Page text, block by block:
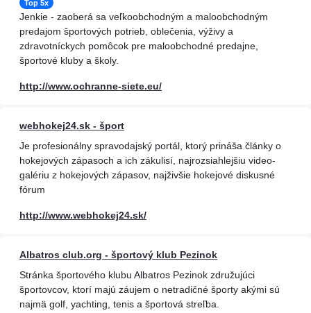
Top 5x
Jenkie - zaoberá sa veľkoobchodným a maloobchodným
predajom športových potrieb, oblečenia, výživy a
zdravotníckych pomôcok pre maloobchodné predajne,
športové kluby a školy.
http://www.ochranne-siete.eu/
webhokej24.sk - šport
Je profesionálny spravodajský portál, ktorý prináša články o
hokejových zápasoch a ich zákulisí, najrozsiahlejšiu video-
galériu z hokejových zápasov, najživšie hokejové diskusné
fórum
http://www.webhokej24.sk/
Albatros club.org - športový klub Pezinok
Stránka športového klubu Albatros Pezinok združujúci
športovcov, ktorí majú záujem o netradičné športy akými sú
najmä golf, yachting, tenis a športová streľba.